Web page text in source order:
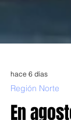
Región Norte